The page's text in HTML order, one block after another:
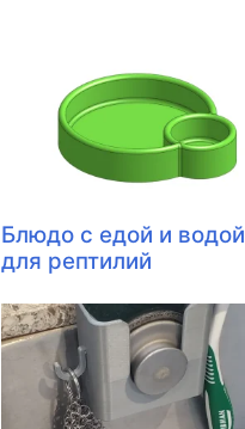
Блюдо с едой и водой
для рептилий